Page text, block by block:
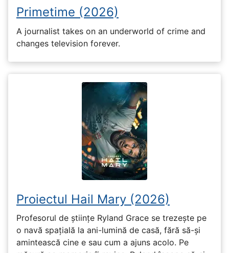
Primetime (2026)
A journalist takes on an underworld of crime and
changes television forever.
Proiectul Hail Mary (2026)
Profesorul de științe Ryland Grace se trezește pe
o navă spațială la ani-lumină de casă, fără să-și
amintească cine e sau cum a ajuns acolo. Pe